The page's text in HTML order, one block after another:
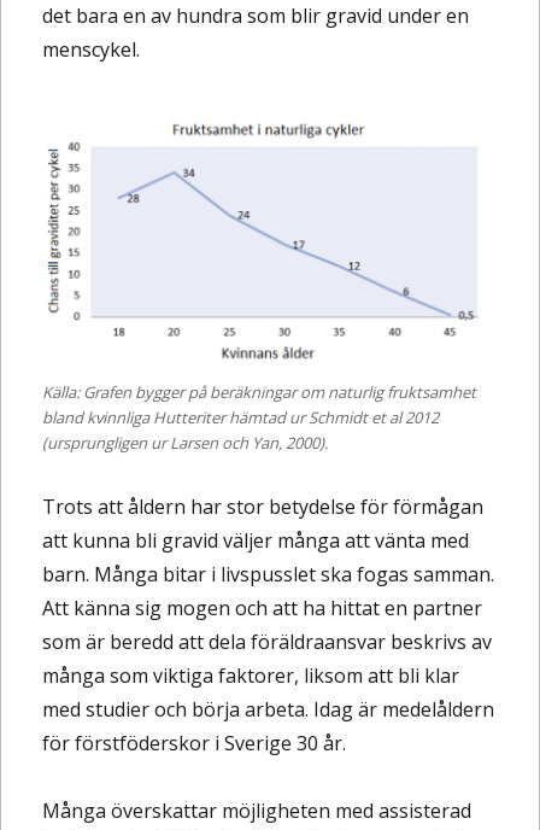
det bara en av hundra som blir gravid under en
menscykel.
Källa: Grafen bygger på beräkningar om naturlig fruktsamhet
bland kvinnliga Hutteriter hämtad ur Schmidt et al 2012
(ursprungligen ur Larsen och Yan, 2000).
Trots att åldern har stor betydelse för förmågan
att kunna bli gravid väljer många att vänta med
barn. Många bitar i livspusslet ska fogas samman.
Att känna sig mogen och att ha hittat en partner
som är beredd att dela föräldraansvar beskrivs av
många som viktiga faktorer, liksom att bli klar
med studier och börja arbeta. Idag är medelåldern
för förstföderskor i Sverige 30 år.
Många överskattar möjligheten med assisterad